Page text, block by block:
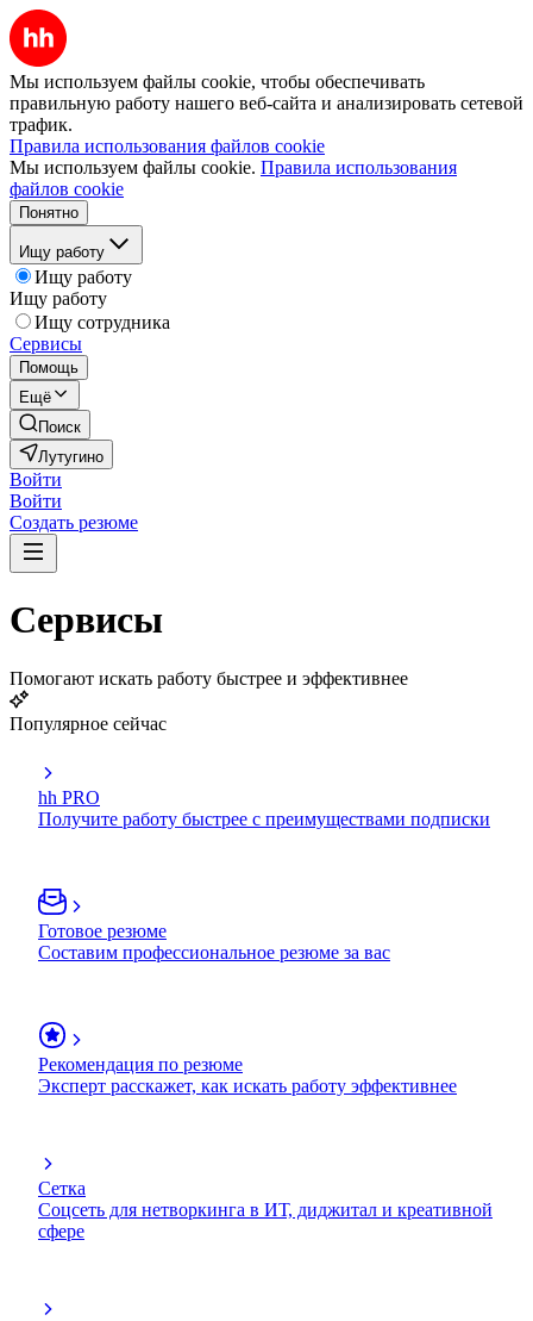
Мы используем файлы cookie, чтобы обеспечивать
правильную работу нашего веб-сайта и анализировать сетевой
трафик.
Правила использования файлов cookie
Мы используем файлы cookie. Правила использования
файлов cookie
Понятно
Ищу работу
Ищу работу
Ищу работу
Ищу сотрудника
Сервисы
Помощь
Ещё
Поиск
Лутугино
Войти
Войти
Создать резюме
Сервисы
Помогают искать работу быстрее и эффективнее
Популярное сейчас
hh PRO
Получите работу быстрее с преимуществами подписки
Готовое резюме
Составим профессиональное резюме за вас
Рекомендация по резюме
Эксперт расскажет, как искать работу эффективнее
Сетка
Соцсеть для нетворкинга в ИТ, диджитал и креативной
сфере